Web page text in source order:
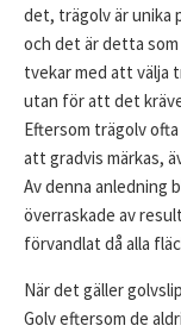
det, trägolv är
och det är detta
tvekar med att
utan för att det
Eftersom trägolv
att gradvis märkas,
Av denna anledning
överraskade av
förvandlat då alla
När det gäller
Golv eftersom de